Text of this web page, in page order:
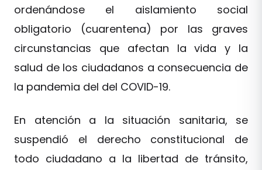
ordenándose el aislamiento social
obligatorio (cuarentena) por las graves
circunstancias que afectan la vida y la
salud de los ciudadanos a consecuencia de
la pandemia del del COVID-19.
En atención a la situación sanitaria, se
suspendió el derecho constitucional de
todo ciudadano a la libertad de tránsito,